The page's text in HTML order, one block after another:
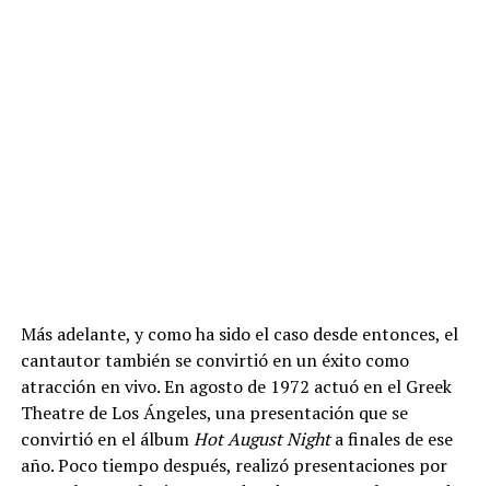
Más adelante, y como ha sido el caso desde entonces, el
cantautor también se convirtió en un éxito como
atracción en vivo. En agosto de 1972 actuó en el Greek
Theatre de Los Ángeles, una presentación que se
convirtió en el álbumHot August Nighta finales de ese
año. Poco tiempo después, realizó presentaciones por